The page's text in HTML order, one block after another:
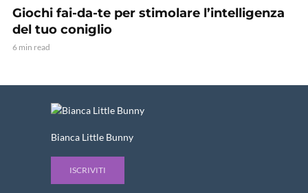
Giochi fai-da-te per stimolare l’intelligenza
del tuo coniglio
6 min read
Bianca Little Bunny
ISCRIVITI